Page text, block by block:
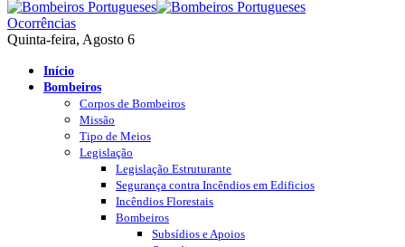
Ocorrências
Quinta-feira, Agosto 6
Início
Bombeiros
Corpos de Bombeiros
Missão
Tipo de Meios
Legislação
Legislação Estruturante
Segurança contra Incêndios em Edificios
Incêndios Florestais
Bombeiros
Subsídios e Apoios